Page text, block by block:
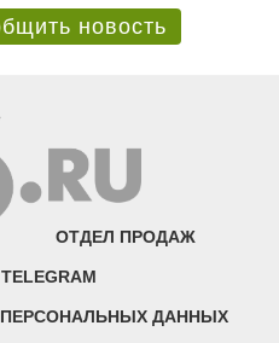
новость
ОТДЕЛ ПРОДАЖ
ДАННЫХ